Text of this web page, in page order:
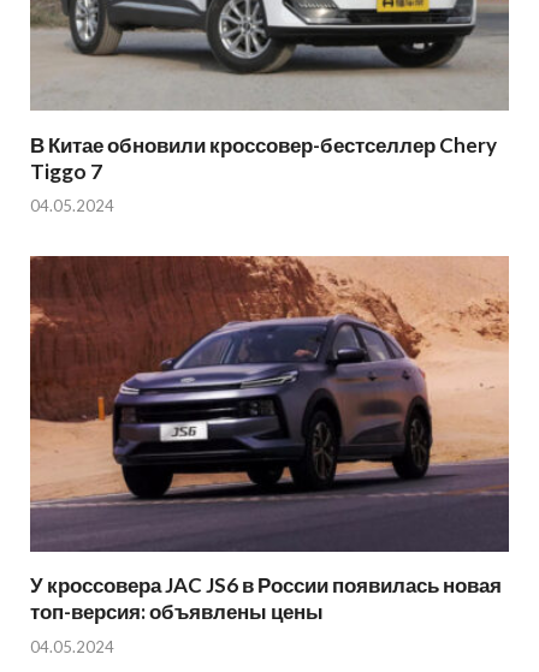
В Китае обновили кроссовер-бестселлер Chery
Tiggo 7
04.05.2024
У кроссовера JAC JS6 в России появилась новая
топ-версия: объявлены цены
04.05.2024